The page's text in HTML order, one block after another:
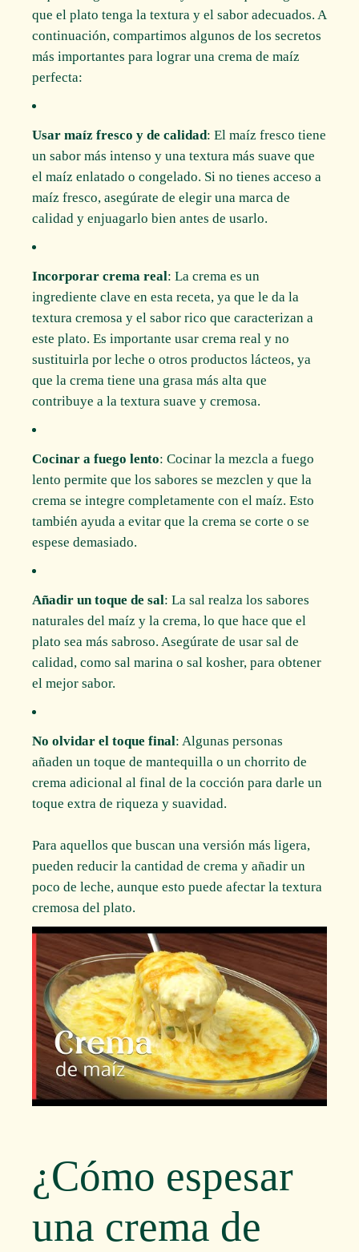
que el plato tenga la textura y el sabor adecuados. A
continuación, compartimos algunos de los secretos
más importantes para lograr una crema de maíz
perfecta:
Usar maíz fresco y de calidad: El maíz fresco tiene
un sabor más intenso y una textura más suave que
el maíz enlatado o congelado. Si no tienes acceso a
maíz fresco, asegúrate de elegir una marca de
calidad y enjuagarlo bien antes de usarlo.
Incorporar crema real: La crema es un
ingrediente clave en esta receta, ya que le da la
textura cremosa y el sabor rico que caracterizan a
este plato. Es importante usar crema real y no
sustituirla por leche o otros productos lácteos, ya
que la crema tiene una grasa más alta que
contribuye a la textura suave y cremosa.
Cocinar a fuego lento: Cocinar la mezcla a fuego
lento permite que los sabores se mezclen y que la
crema se integre completamente con el maíz. Esto
también ayuda a evitar que la crema se corte o se
espese demasiado.
Añadir un toque de sal: La sal realza los sabores
naturales del maíz y la crema, lo que hace que el
plato sea más sabroso. Asegúrate de usar sal de
calidad, como sal marina o sal kosher, para obtener
el mejor sabor.
No olvidar el toque final: Algunas personas
añaden un toque de mantequilla o un chorrito de
crema adicional al final de la cocción para darle un
toque extra de riqueza y suavidad.
Para aquellos que buscan una versión más ligera,
pueden reducir la cantidad de crema y añadir un
poco de leche, aunque esto puede afectar la textura
cremosa del plato.
¿Cómo espesar
una crema de